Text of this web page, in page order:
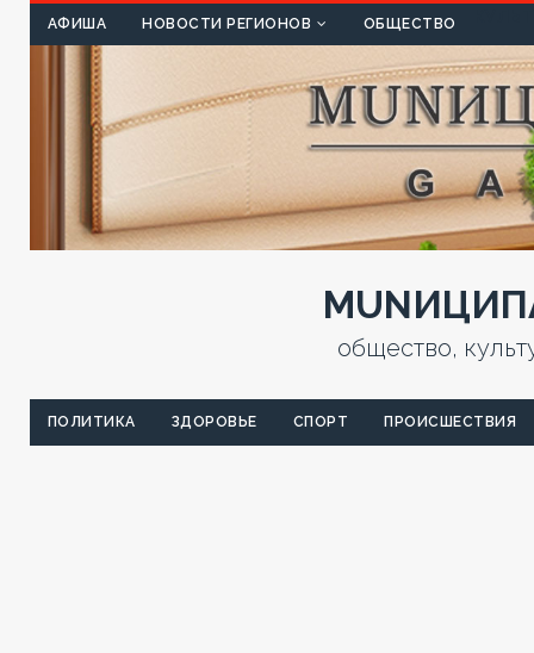
АФИША НОВОСТИ РЕГИОНОВ ОБЩЕСТВО
общество,
ПОЛИТИКА ЗДОРОВЬЕ СПОРТ ПРОИСШЕСТВИЯ